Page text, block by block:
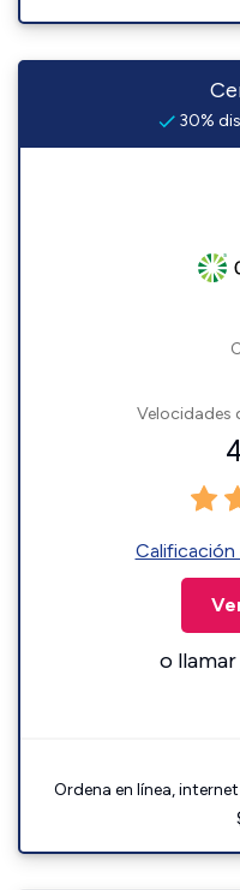
30%
Velocidades
Calificación
o llamar
Ordena en línea,